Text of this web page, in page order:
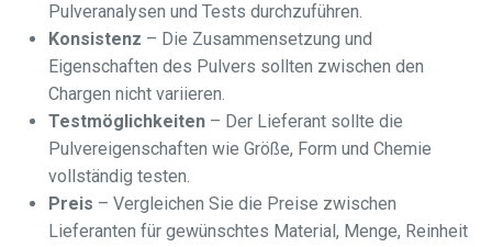
Pulveranalysen und Tests durchzuführen.
Konsistenz – Die Zusammensetzung und
Eigenschaften des Pulvers sollten zwischen den
Chargen nicht variieren.
Testmöglichkeiten – Der Lieferant sollte die
Pulvereigenschaften wie Größe, Form und Chemie
vollständig testen.
Preis – Vergleichen Sie die Preise zwischen
Lieferanten für gewünschtes Material, Menge, Reinheit